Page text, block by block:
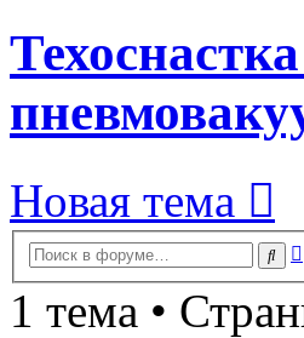
Новая тема
1 тема •